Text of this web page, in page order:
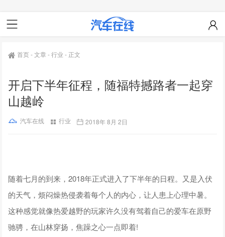
首页-文章-行业 - 正文
开启下半年征程，随福特撼路者一起穿
山越岭
汽车在线 行业 2018年 8月 2日
随着七月的到来，2018年正式进入了下半年的日程。又是入伏
的天气，烦闷燥热侵袭着每个人的内心，让人患上心理中暑。
这种感觉就像热爱越野的玩家许久没有驾着自己的爱车在原野
驰骋，在山林穿扬，焦躁之心一点即着!